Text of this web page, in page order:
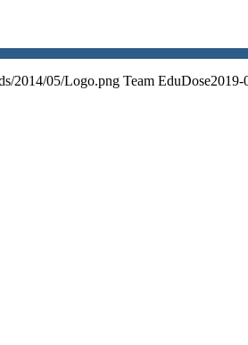
2014/05/Logo.png Team EduDose2019-